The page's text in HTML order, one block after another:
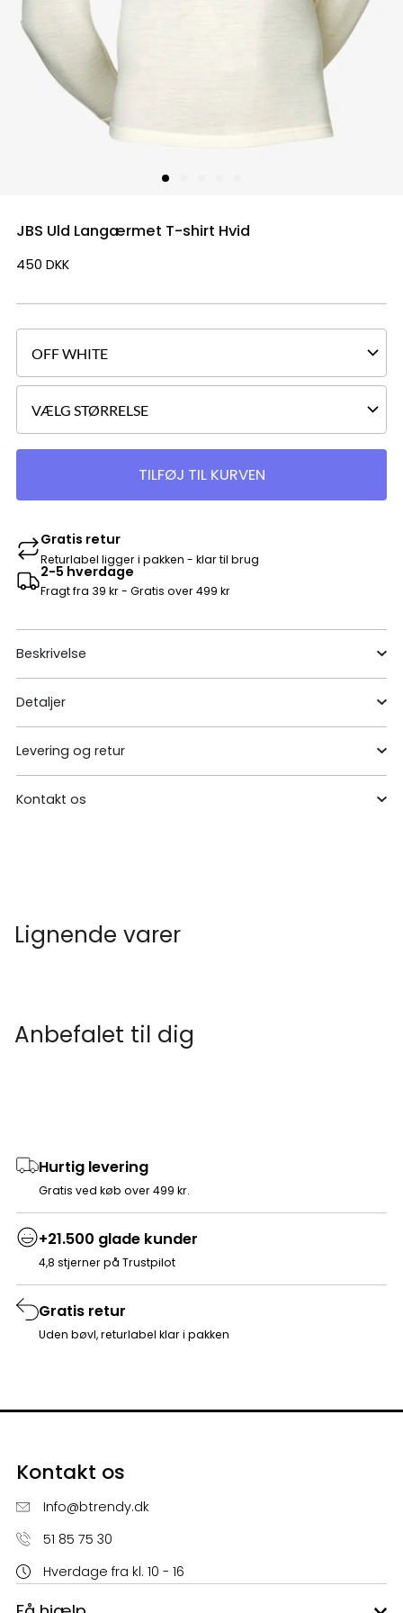
JBS Uld Langærmet T-shirt Hvid
450 DKK
TILFØJ TIL KURVEN
Gratis retur
Returlabel ligger i pakken - klar til brug
2-5 hverdage
Fragt fra 39 kr - Gratis over 499 kr
Beskrivelse
Detaljer
Levering og retur
Kontakt os
Lignende varer
Anbefalet til dig
Hurtig levering
Gratis ved køb over 499 kr.
+21.500 glade kunder
4,8 stjerner på Trustpilot
Gratis retur
Uden bøvl, returlabel klar i pakken
Kontakt os
Info@btrendy.dk
51 85 75 30
Hverdage fra kl. 10 - 16